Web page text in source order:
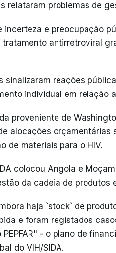
relataram problemas de
incerteza e preocupação
antirretroviral
sinalizaram reações
individual em relação
proveniente de
alocações orçamentárias
de materiais para o HIV.
colocou Angola e
da cadeia de produtos
haja `stock` de
e foram registados
- o plano de
do VIH/SIDA.